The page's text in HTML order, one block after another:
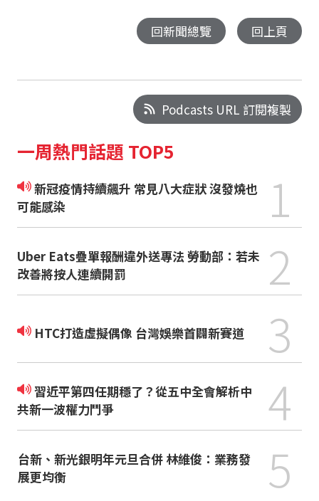
回新聞總覽 回上頁
Podcasts URL 訂閱複製
一周熱門話題 TOP5
新冠疫情持續飆升 常見八大症狀 沒發燒也
可能感染
1
Uber Eats疊單報酬違外送專法 勞動部：若未
改善將按人連續開罰
2
HTC打造虛擬偶像 台灣娛樂首闢新賽道 3
習近平第四任期穩了？從五中全會解析中
共新一波權力鬥爭
4
台新、新光銀明年元旦合併 林維俊：業務發
展更均衡
5